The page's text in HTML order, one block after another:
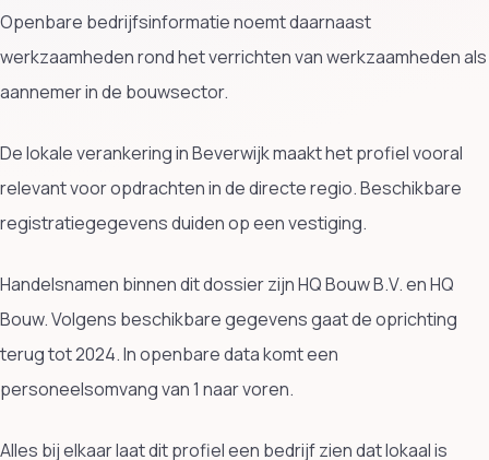
Openbare bedrijfsinformatie noemt daarnaast
werkzaamheden rond het verrichten van werkzaamheden als
aannemer in de bouwsector.
De lokale verankering in Beverwijk maakt het profiel vooral
relevant voor opdrachten in de directe regio. Beschikbare
registratiegegevens duiden op een vestiging.
Handelsnamen binnen dit dossier zijn HQ Bouw B.V. en HQ
Bouw. Volgens beschikbare gegevens gaat de oprichting
terug tot 2024. In openbare data komt een
personeelsomvang van 1 naar voren.
Alles bij elkaar laat dit profiel een bedrijf zien dat lokaal is